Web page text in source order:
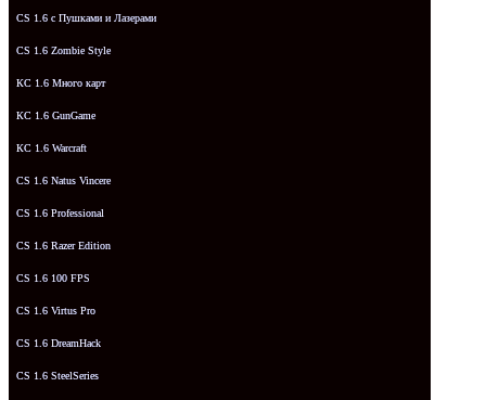
CS 1.6 с Пушками и Лазерами
CS 1.6 Zombie Style
КС 1.6 Много карт
КС 1.6 GunGame
КС 1.6 Warcraft
CS 1.6 Natus Vincere
CS 1.6 Professional
CS 1.6 Razer Edition
CS 1.6 100 FPS
CS 1.6 Virtus Pro
CS 1.6 DreamHack
CS 1.6 SteelSeries